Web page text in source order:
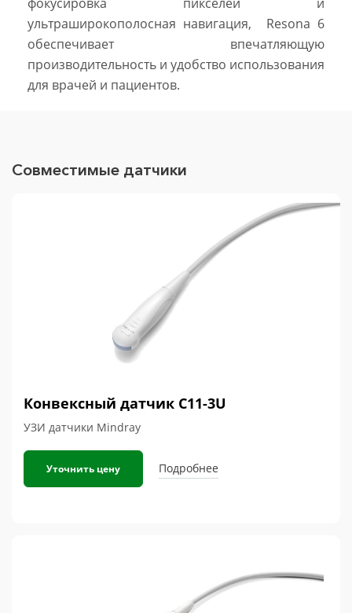
ультраширокополосная навигация, Resona 6
обеспечивает впечатляющую
производительность и удобство использования
для врачей и пациентов.
Совместимые датчики
Конвексный датчик C11-3U
УЗИ датчики Mindray
Уточнить цену Подробнее